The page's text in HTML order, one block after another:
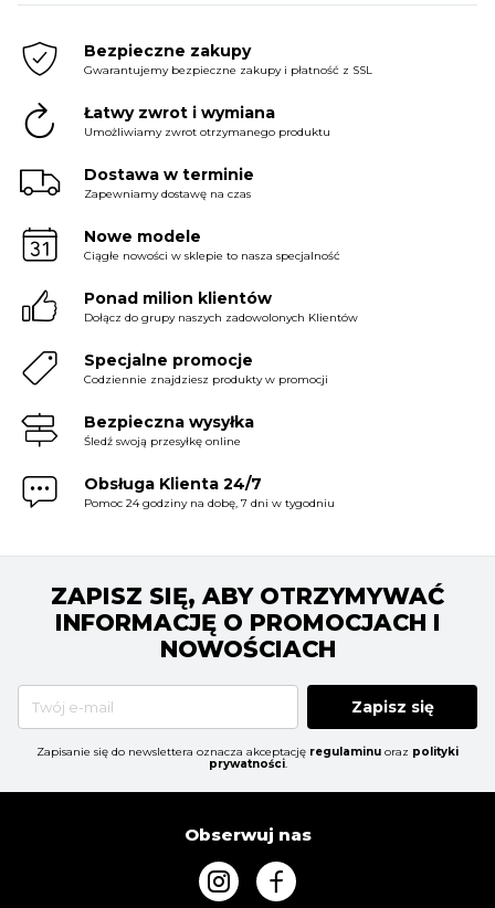
Bezpieczne zakupy
Gwarantujemy bezpieczne zakupy i płatność z SSL
Łatwy zwrot i wymiana
Umożliwiamy zwrot otrzymanego produktu
Dostawa w terminie
Zapewniamy dostawę na czas
Nowe modele
Ciągłe nowości w sklepie to nasza specjalność
Ponad milion klientów
Dołącz do grupy naszych zadowolonych Klientów
Specjalne promocje
Codziennie znajdziesz produkty w promocji
Bezpieczna wysyłka
Śledź swoją przesyłkę online
Obsługa Klienta 24/7
Pomoc 24 godziny na dobę, 7 dni w tygodniu
ZAPISZ SIĘ, ABY OTRZYMYWAĆ
INFORMACJĘ O PROMOCJACH I
NOWOŚCIACH
Zapisz się
Zapisanie się do newslettera oznacza akceptację regulaminu oraz polityki
prywatności.
Obserwuj nas